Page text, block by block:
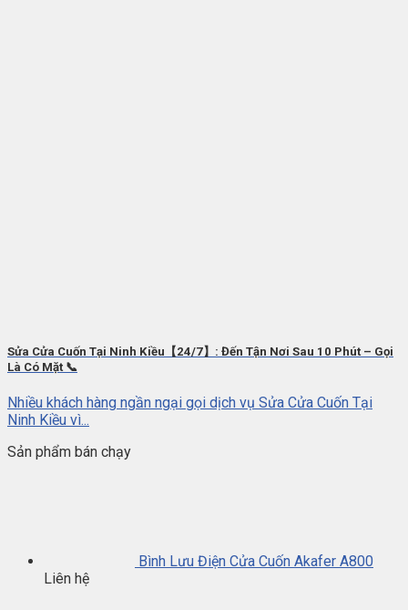
Sửa Cửa Cuốn Tại Ninh Kiều【24/7】: Đến Tận Nơi Sau 10 Phút – Gọi
Là Có Mặt 📞
Nhiều khách hàng ngần ngại gọi dịch vụ Sửa Cửa Cuốn Tại
Ninh Kiều vì...
Sản phẩm bán chạy
Bình Lưu Điện Cửa Cuốn Akafer A800
Liên hệ